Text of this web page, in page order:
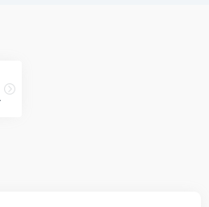
能人机交互能力……